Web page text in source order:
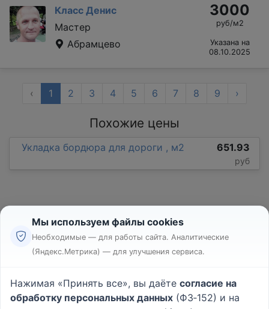
Класс Денис
Мастер
Абрамцево
3000
руб/м2
Указана на
08.10.2025
‹ 1 2 3 4 5 6 7 8 9 ›
Похожие цены
Укладка бордюра для дороги , м2 651.93
руб
Реклама
Пользовательское соглашение
Политика конфиденциальности
Мы используем файлы cookies
Необходимые — для работы сайта. Аналитические
(Яндекс.Метрика) — для улучшения сервиса.
Нажимая «Принять все», вы даёте согласие на
обработку персональных данных (ФЗ‑152) и на